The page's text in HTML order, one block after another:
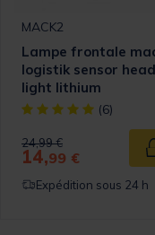
panier
MACK2
Lampe frontale
logistik sensor head
light lithium
[object Object] out of
(6)
Price reduced from
24,99 €to
14,99 €
Expédition sous 24 h